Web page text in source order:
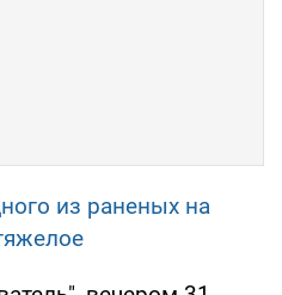
из раненых на